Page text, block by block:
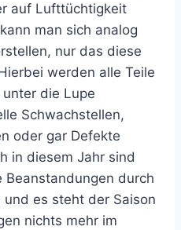
auf Lufttüchtigkeit
man sich analog
nur das diese
werden alle Teile
die Lupe
Schwachstellen,
oder gar Defekte
in diesem Jahr sind
Beanstandungen durch
es steht der Saison
nichts mehr im